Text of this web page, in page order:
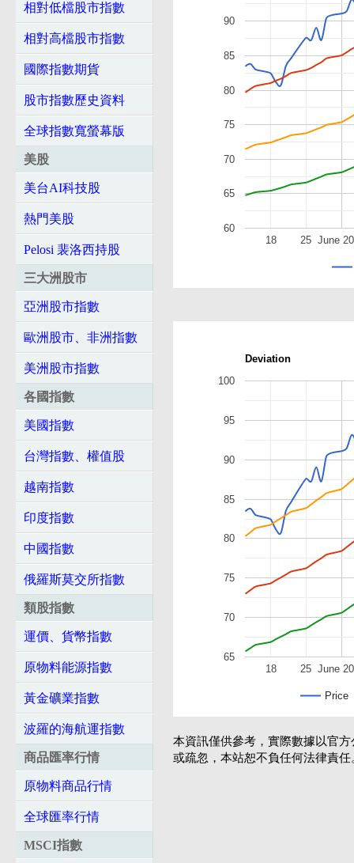
相對低檔股市指數
相對高檔股市指數
國際指數期貨
股市指數歷史資料
全球指數寬螢幕版
美股
美台AI科技股
熱門美股
Pelosi 裴洛西持股
三大洲股市
亞洲股市指數
歐洲股市、非洲指數
美洲股市指數
各國指數
美國指數
台灣指數、權值股
越南指數
印度指數
中國指數
俄羅斯莫交所指數
類股指數
運價、貨幣指數
原物料能源指數
黃金礦業指數
波羅的海航運指數
商品匯率行情
原物料商品行情
全球匯率行情
MSCI指數
June
18 25
60
65
70
75
80
85
90
Deviation
Price
June
18 25
65
70
75
80
85
90
95
100
本資訊僅供參考，實際數據以官
或疏忽，本站恕不負任何法律責任